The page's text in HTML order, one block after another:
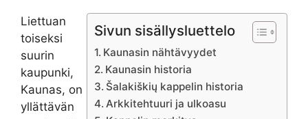
Sivun sisällysluettelo
Kaunasin nähtävyydet
Kaunasin historia
Šalakiškių kappelin historia
Arkkitehtuuri ja ulkoasu
Liettuan
toiseksi
suurin
kaupunki,
Kaunas, on
yllättävän